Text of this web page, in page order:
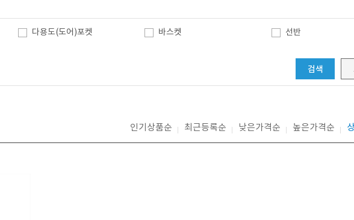
다용도(도어)포켓 바스켓
선반
검색
인기상품순 최근등록순 낮은가격순 높은가격순